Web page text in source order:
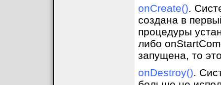
onCreate().
создана в
процедуры
либо
запущена, то
onDestroy().